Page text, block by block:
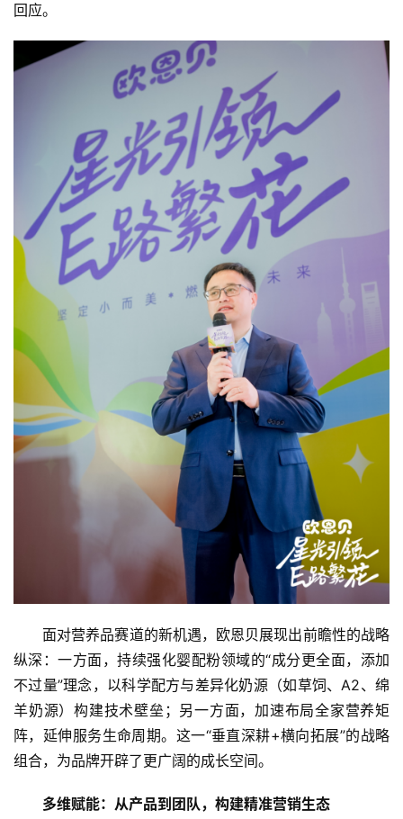
回应。
面对营养品赛道的新机遇，欧恩贝展现出前瞻性的战略
纵深：一方面，持续强化婴配粉领域的“成分更全面，添加
不过量”理念，以科学配方与差异化奶源（如草饲、A2、绵
羊奶源）构建技术壁垒；另一方面，加速布局全家营养矩
阵，延伸服务生命周期。这一“垂直深耕+横向拓展”的战略
组合，为品牌开辟了更广阔的成长空间。
多维赋能：从产品到团队，构建精准营销生态